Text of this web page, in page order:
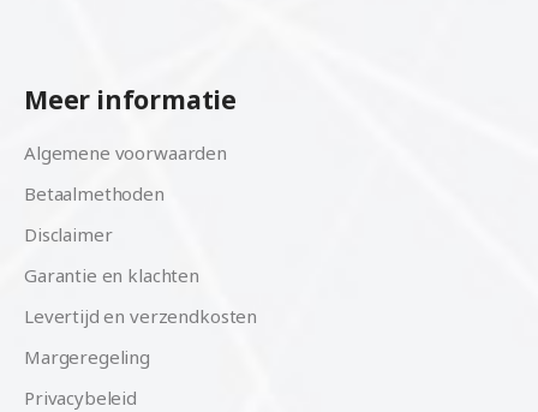
Meer informatie
Algemene voorwaarden
Betaalmethoden
Disclaimer
Garantie en klachten
Levertijd en verzendkosten
Margeregeling
Privacybeleid